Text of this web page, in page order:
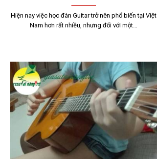
Hiện nay việc học đàn Guitar trở nên phổ biến tại Việt
Nam hơn rất nhiều, nhưng đối với một…